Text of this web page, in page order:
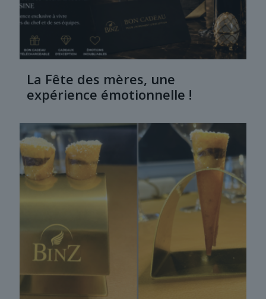
La Fête des mères, une
expérience émotionnelle !